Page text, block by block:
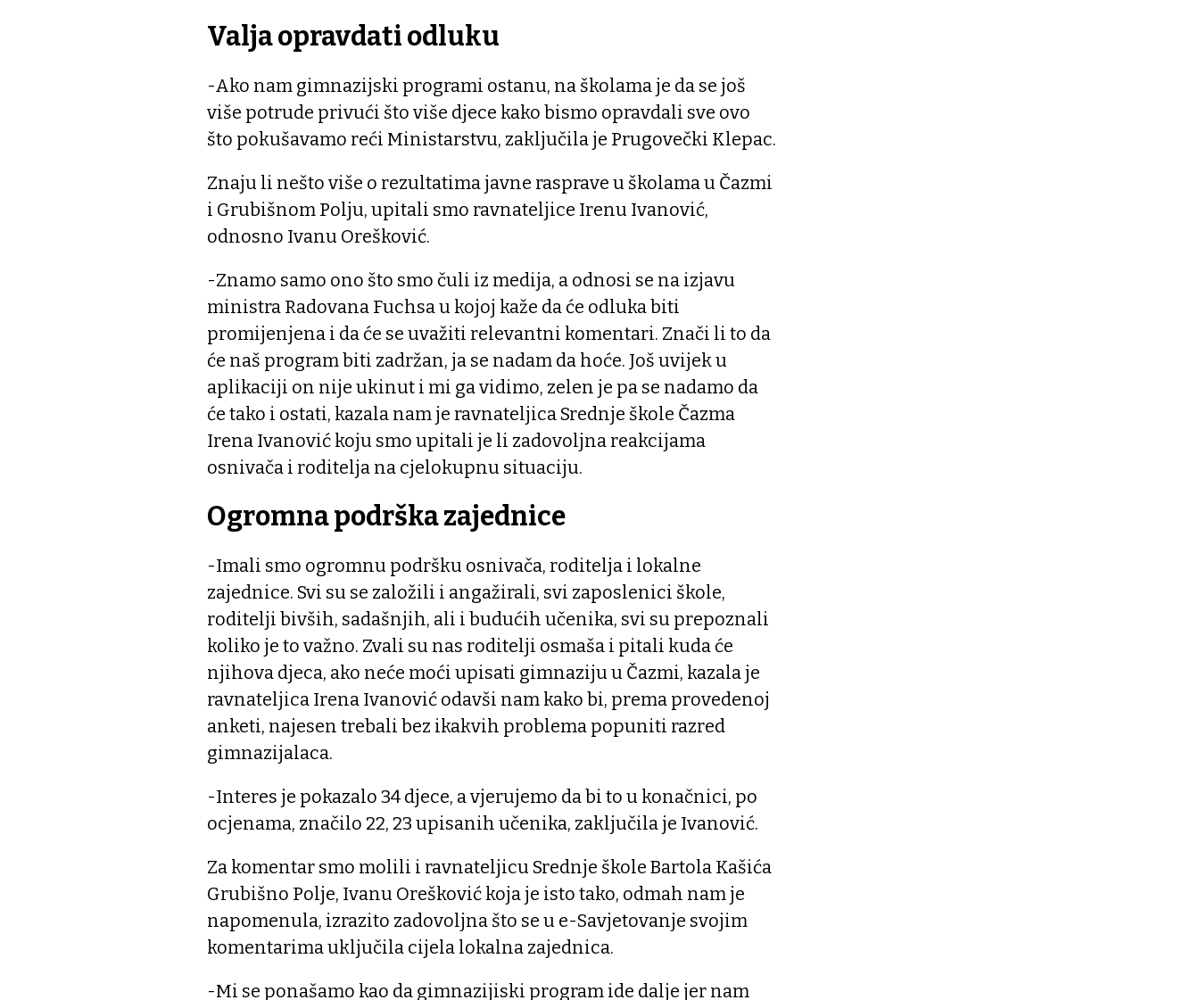
Valja opravdati odluku
-Ako nam gimnazijski programi ostanu, na školama je da se još
više potrude privući što više djece kako bismo opravdali sve ovo
što pokušavamo reći Ministarstvu, zaključila je Prugovečki Klepac.
Znaju li nešto više o rezultatima javne rasprave u školama u Čazmi
i Grubišnom Polju, upitali smo ravnateljice Irenu Ivanović,
odnosno Ivanu Orešković.
-Znamo samo ono što smo čuli iz medija, a odnosi se na izjavu
ministra Radovana Fuchsa u kojoj kaže da će odluka biti
promijenjena i da će se uvažiti relevantni komentari. Znači li to da
će naš program biti zadržan, ja se nadam da hoće. Još uvijek u
aplikaciji on nije ukinut i mi ga vidimo, zelen je pa se nadamo da
će tako i ostati, kazala nam je ravnateljica Srednje škole Čazma
Irena Ivanović koju smo upitali je li zadovoljna reakcijama
osnivača i roditelja na cjelokupnu situaciju.
Ogromna podrška zajednice
-Imali smo ogromnu podršku osnivača, roditelja i lokalne
zajednice. Svi su se založili i angažirali, svi zaposlenici škole,
roditelji bivših, sadašnjih, ali i budućih učenika, svi su prepoznali
koliko je to važno. Zvali su nas roditelji osmaša i pitali kuda će
njihova djeca, ako neće moći upisati gimnaziju u Čazmi, kazala je
ravnateljica Irena Ivanović odavši nam kako bi, prema provedenoj
anketi, najesen trebali bez ikakvih problema popuniti razred
gimnazijalaca.
-Interes je pokazalo 34 djece, a vjerujemo da bi to u konačnici, po
ocjenama, značilo 22, 23 upisanih učenika, zaključila je Ivanović.
Za komentar smo molili i ravnateljicu Srednje škole Bartola Kašića
Grubišno Polje, Ivanu Orešković koja je isto tako, odmah nam je
napomenula, izrazito zadovoljna što se u e-Savjetovanje svojim
komentarima uključila cijela lokalna zajednica.
-Mi se ponašamo kao da gimnazijiski program ide dalje jer nam